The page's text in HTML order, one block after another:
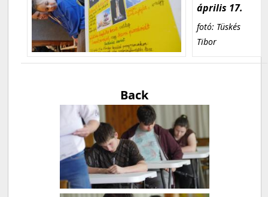
április 17.
fotó: Tüskés
Tibor
Back